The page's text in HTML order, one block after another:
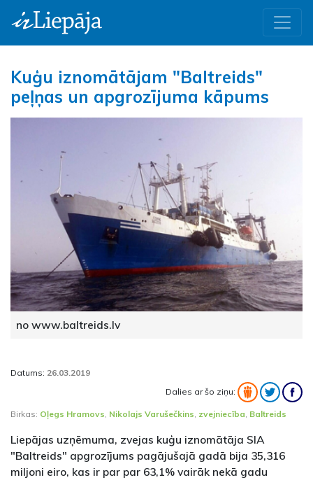
Kuģu iznomātājam "Baltreids"
peļņas un apgrozījuma kāpums
no www.baltreids.lv
Datums: 26.03.2019
Dalies ar šo ziņu:
Birkas: Oļegs Hramovs, Nikolajs Varušečkins, zvejniecība, Baltreids
Liepājas uzņēmuma, zvejas kuģu iznomātāja SIA
"Baltreids" apgrozījums pagājušajā gadā bija 35,316
miljoni eiro, kas ir par par 63,1% vairāk nekā gadu